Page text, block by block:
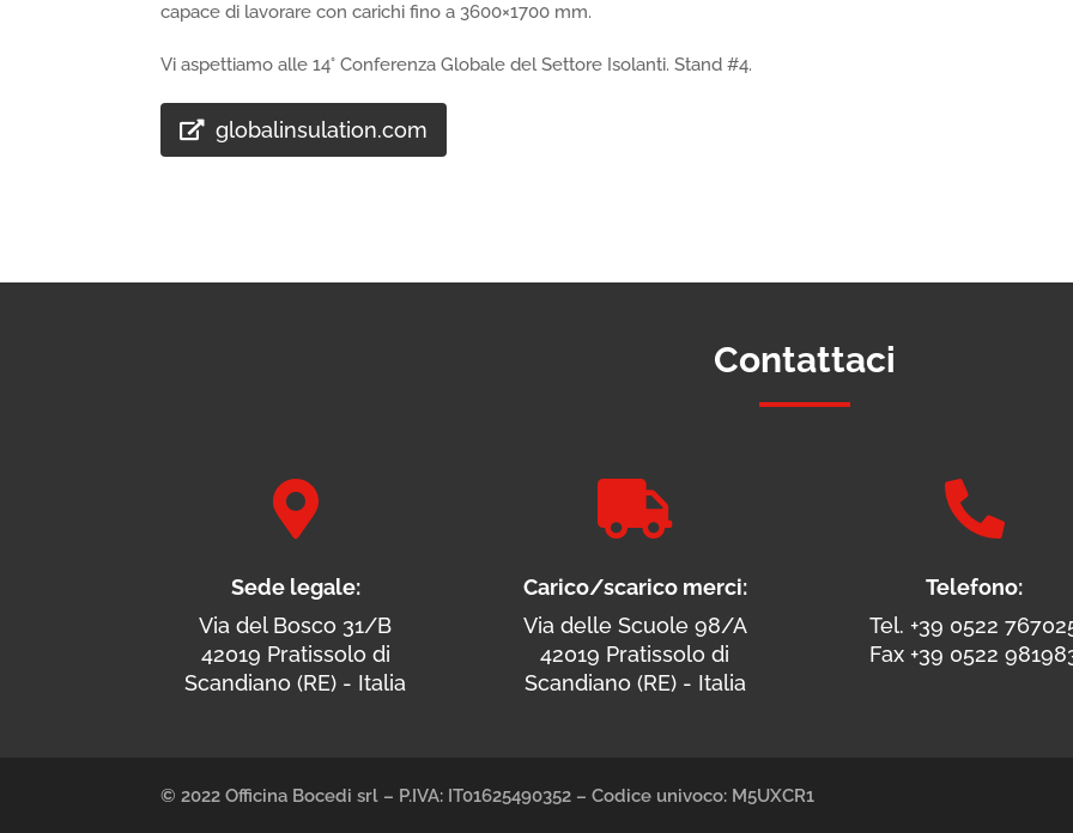
capace di lavorare con carichi fino a 3600×1700 mm.
Vi aspettiamo alle 14° Conferenza Globale del Settore Isolanti. Stand #4.
globalinsulation.com
Contattaci

Sede legale:
Via del Bosco 31/B
42019 Pratissolo di
Scandiano (RE) - Italia

Carico/scarico merci:
Via delle Scuole 98/A
42019 Pratissolo di
Scandiano (RE) - Italia

Telefono:
Tel. +39 0522
Fax +39 0522
© 2022 Officina Bocedi srl – P.IVA: IT01625490352 – Codice univoco: M5UXCR1